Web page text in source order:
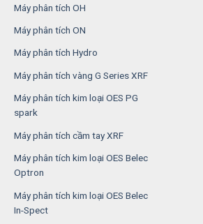
Máy phân tích OH
Máy phân tích ON
Máy phân tích Hydro
Máy phân tích vàng G Series XRF
Máy phân tích kim loại OES PG
spark
Máy phân tích cầm tay XRF
Máy phân tích kim loại OES Belec
Optron
Máy phân tích kim loại OES Belec
In-Spect